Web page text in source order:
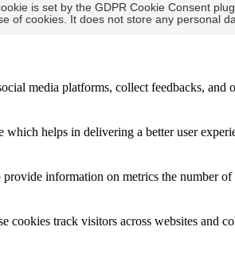
is set by the GDPR Cookie Consent
of cookies. It does not store any personal
media platforms, collect feedbacks, and
which helps in delivering a better user
information on metrics the number
track visitors across websites and